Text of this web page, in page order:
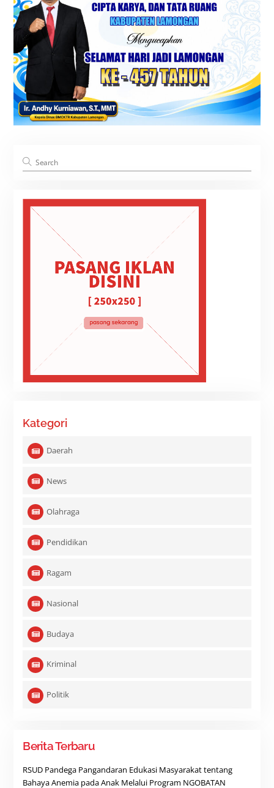
Kategori
Daerah
News
Olahraga
Pendidikan
Ragam
Nasional
Budaya
Kriminal
Politik
Berita Terbaru
RSUD Pandega Pangandaran Edukasi Masyarakat tentang
Bahaya Anemia pada Anak Melalui Program NGOBATAN